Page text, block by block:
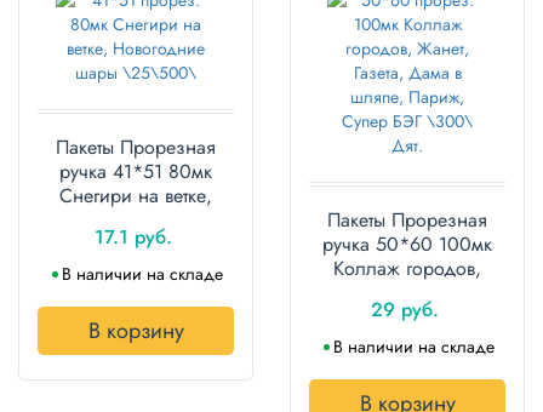
Пакеты Прорезная
ручка 41*51 80мк
Снегири на ветке,
ПВД упаковка 25 штук
17.1 руб.
В наличии на складе
В корзину
Пакеты Прорезная
ручка 50*60 100мк
Коллаж городов,
шляпе, Париж, Супер
БЭГ
29 руб.
В наличии на складе
В корзину